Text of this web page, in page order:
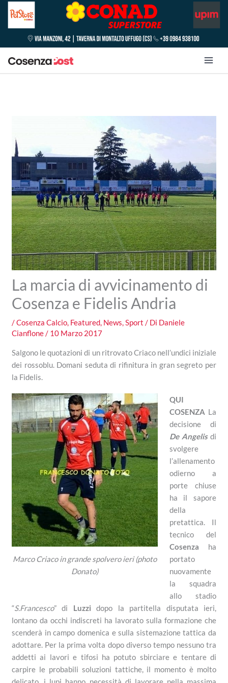
La marcia di avvicinamento di
Cosenza e Fidelis Andria
/Cosenza Calcio, Featured, News,Sport / Di Daniele
Cianflone/ 10 Marzo 2017
Salgono le quotazioni di un ritrovato Criaco nell’undici iniziale
dei rossoblu. Domani seduta di rifinitura in gran segreto per
la Fidelis.
Marco Criaco in grande spolvero ieri (photo
Donato)
QUI
COSENZA La
decisione di
De Angelisdi
svolgere
l’allenamento
odierno a
porte chiuse
ha il sapore
della
pretattica. Il
tecnico del
Cosenza ha
portato
nuovamente
la squadra
allo stadio
“S.Francesco” di Luzzi dopo la partitella disputata ieri,
lontano da occhi indiscreti ha lavorato sulla formazione che
scenderà in campo domenica e sulla sistemazione tattica da
adottare. Per la prima volta dopo diverso tempo nessuno tra
addetti ai lavori e tifosi ha potuto sbirciare e tentare di
carpire le probabili soluzioni tattiche, il momento è molto